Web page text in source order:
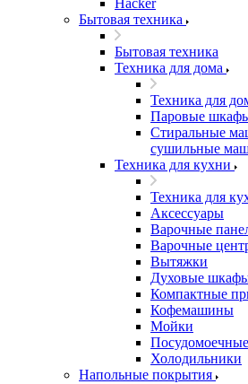
Hacker
Бытовая техника
Бытовая техника
Техника для дома
Техника для
Паровые
Стиральные
сушильные
Техника для кухни
Техника для
Аксессуары
Варочные
Варочные
Вытяжки
Духовые
Компактные
Кофемашины
Мойки
Холодильники
Напольные покрытия